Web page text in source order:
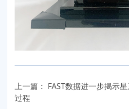
上一篇： FAST数据进一步揭示
过程